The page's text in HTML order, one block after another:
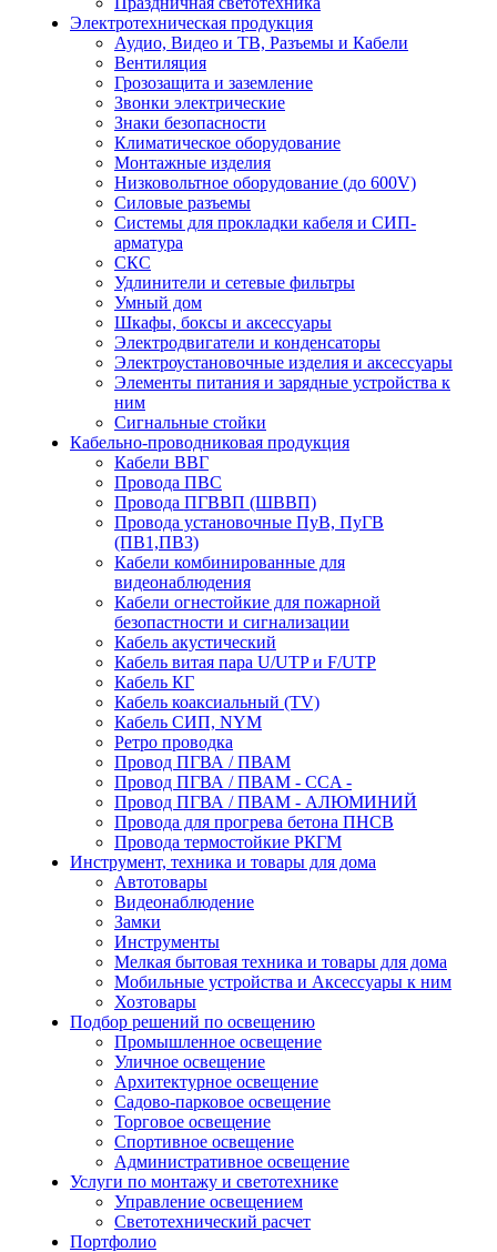
Электротехническая продукция
Аудио, Видео и ТВ, Разъемы и Кабели
Вентиляция
Грозозащита и заземление
Звонки электрические
Знаки безопасности
Климатическое оборудование
Монтажные изделия
Низковольтное оборудование (до 600V)
Силовые разъемы
Системы для прокладки кабеля и СИП-
арматура
СКС
Удлинители и сетевые фильтры
Умный дом
Шкафы, боксы и аксессуары
Электродвигатели и конденсаторы
Электроустановочные изделия и аксессуары
Элементы питания и зарядные устройства к
ним
Сигнальные стойки
Кабельно-проводниковая продукция
Кабели ВВГ
Провода ПВС
Провода ПГВВП (ШВВП)
Провода установочные ПуВ, ПуГВ
(ПВ1,ПВ3)
Кабели комбинированные для
видеонаблюдения
Кабели огнестойкие для пожарной
безопастности и сигнализации
Кабель акустический
Кабель витая пара U/UTP и F/UTP
Кабель КГ
Кабель коаксиальный (TV)
Кабель СИП, NYM
Ретро проводка
Провод ПГВА / ПВАМ
Провод ПГВА / ПВАМ - CCA -
Провод ПГВА / ПВАМ - АЛЮМИНИЙ
Провода для прогрева бетона ПНСВ
Провода термостойкие РКГМ
Инструмент, техника и товары для дома
Автотовары
Видеонаблюдение
Замки
Инструменты
Мелкая бытовая техника и товары для дома
Мобильные устройства и Аксессуары к ним
Хозтовары
Подбор решений по освещению
Промышленное освещение
Уличное освещение
Архитектурное освещение
Садово-парковое освещение
Торговое освещение
Спортивное освещение
Административное освещение
Услуги по монтажу и светотехнике
Управление освещением
Светотехнический расчет
Портфолио